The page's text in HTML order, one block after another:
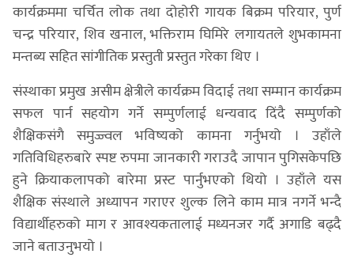
कार्यक्रममा चर्चित लोक तथा दोहोरी गायक बिक्रम परियार, पुर्ण
चन्द्र परियार, शिव खनाल, भक्तिराम घिमिरे लगायतले शुभकामना
मन्तब्य सहित सांगीतिक प्रस्तुती प्रस्तुत गरेका थिए ।
संस्थाका प्रमुख असीम क्षेत्रीले कार्यक्रम विदाई तथा सम्मान कार्यक्रम
सफल पार्न सहयोग गर्ने सम्पुर्णलाई धन्यवाद दिंदै सम्पुर्णको
शैक्षिकसंगै समुज्ज्वल भविष्यको कामना गर्नुभयो । उहाँले
गतिविधिहरुबारे स्पष्ट रुपमा जानकारी गराउदै जापान पुगिसकेपछि
हुने क्रियाकलापको बारेमा प्रस्ट पार्नुभएको थियो । उहाँले यस
शैक्षिक संस्थाले अध्यापन गराएर शुल्क लिने काम मात्र नगर्ने भन्दै
विद्यार्थीहरुको माग र आवश्यकतालाई मध्यनजर गर्दै अगाडि बढ्दै
जाने बताउनुभयो ।